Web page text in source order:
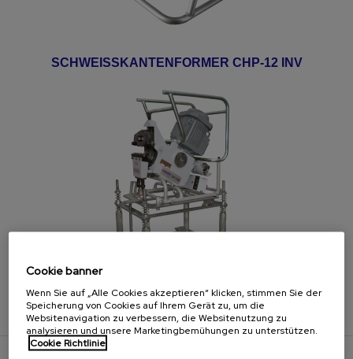
SCHWEISSKANTENFORMER CHP-12 INV
Cookie banner
Wenn Sie auf „Alle Cookies akzeptieren“ klicken, stimmen Sie der
Speicherung von Cookies auf Ihrem Gerät zu, um die
Websitenavigation zu verbessern, die Websitenutzung zu
analysieren und unsere Marketingbemühungen zu unterstützen.
Cookie Richtlinie